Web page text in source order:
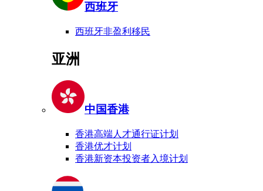
西班牙
西班牙非盈利移民
亚洲
中国香港
香港高端人才通行证计划
香港优才计划
香港新资本投资者入境计划